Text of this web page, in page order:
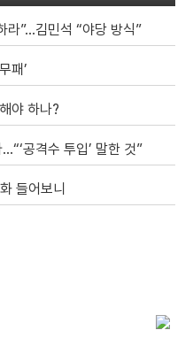
라”…김민석 “야당 방식”
패’
야 하나?
공격수 투입’ 말한 것”
들어보니